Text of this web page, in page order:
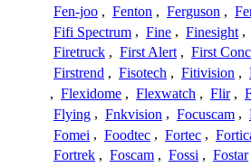
Fen-joo , Fenton , Ferguson ,
Fifi Spectrum , Fine , Finesight ,
Firetruck , First Alert , First
Firstrend , Fisotech , Fitivision ,
, Flexidome , Flexwatch , Flir ,
Flying , Fnkvision , Focuscam ,
Fomei , Foodtec , Fortec ,
Fortrek , Foscam , Fossi , Fostar